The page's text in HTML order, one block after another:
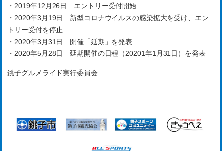
・2019年12月26日 エントリー受付開始
・2020年3月19日 新型コロナウイルスの感染拡大を受け、エン
トリー受付を停止
・2020年3月31日 開催「延期」を発表
・2020年5月28日 延期開催の日程（20201年1月31日）を発表
銚子グルメライド実行委員会